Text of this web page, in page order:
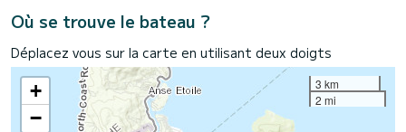
Où se trouve le bateau ?
Déplacez vous sur la carte en utilisant deux doigts
+
−
3 km
2 mi